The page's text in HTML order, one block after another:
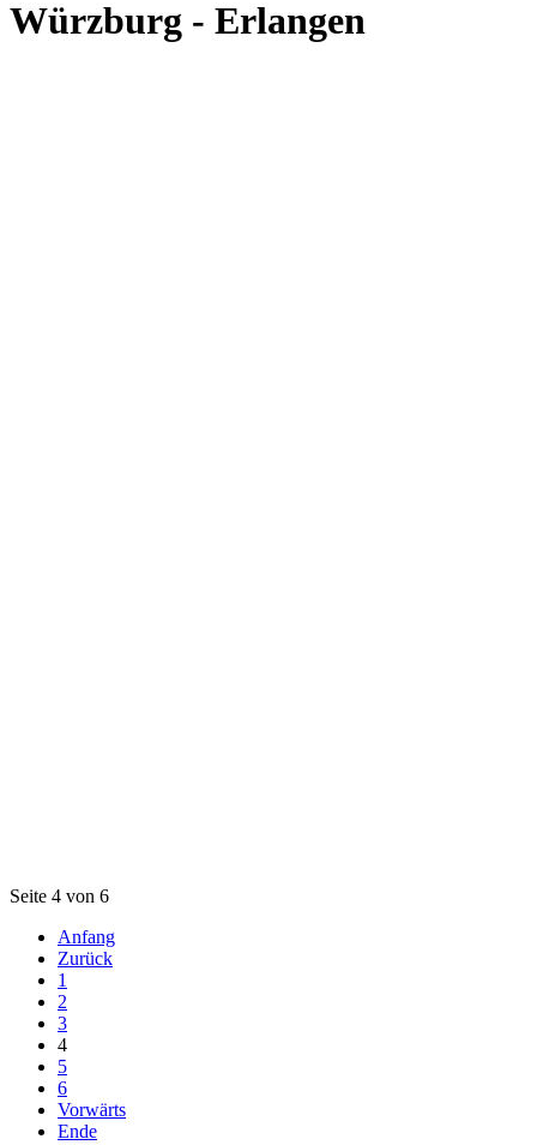
Würzburg - Erlangen
Seite 4 von 6
Anfang
Zurück
1
2
3
4
5
6
Vorwärts
Ende